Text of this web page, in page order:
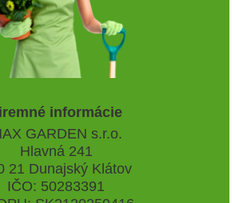
informácie
GARDEN s.r.o.
Hlavná 241
21 Dunajský Klátov
IČO: 50283391